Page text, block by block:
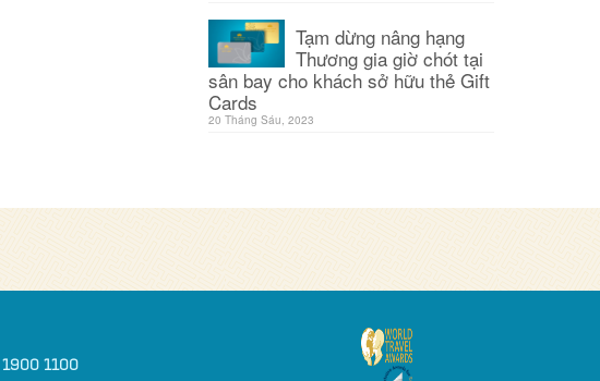
Tạm dừng nâng hạng
Thương gia giờ chót tại
sân bay cho khách sở hữu thẻ Gift
Cards
20 Tháng Sáu, 2023
1900 1100